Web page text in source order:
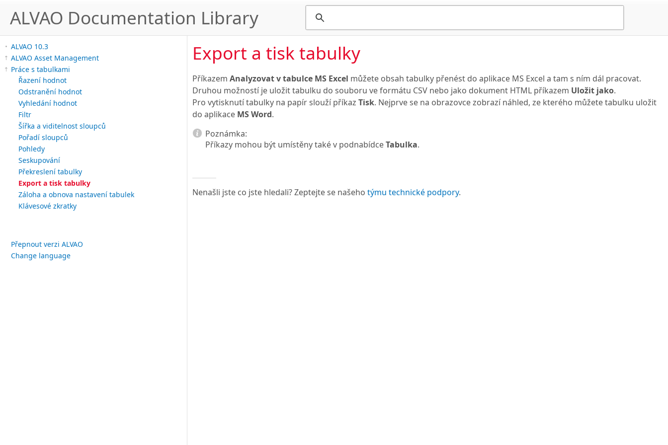
ALVAO Documentation Library
ALVAO 10.3
ALVAO Asset Management
Práce s tabulkami
Řazení hodnot
Odstranění hodnot
Vyhledání hodnot
Filtr
Šířka a viditelnost sloupců
Pořadí sloupců
Pohledy
Seskupování
Překreslení tabulky
Export a tisk tabulky
Záloha a obnova nastavení tabulek
Klávesové zkratky
Přepnout verzi ALVAO
Change language
Export a tisk tabulky
Příkazem Analyzovat v tabulce MS Excel můžete obsah tabulky přenést do aplikace MS Excel a tam s ním dál pracovat.
Druhou možností je uložit tabulku do souboru ve formátu CSV nebo jako dokument HTML příkazem Uložit jako.
Pro vytisknutí tabulky na papír slouží příkaz Tisk. Nejprve se na obrazovce zobrazí náhled, ze kterého můžete tabulku uložit
do aplikace MS Word.
Poznámka:
Příkazy mohou být umístěny také v podnabídceTabulka.
Nenašli jste co jste hledali? Zeptejte se našeho týmu technické podpory.